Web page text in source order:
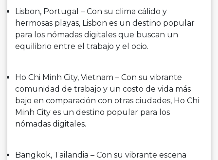
Lisbon, Portugal – Con su clima cálido y
hermosas playas, Lisbon es un destino popular
para los nómadas digitales que buscan un
equilibrio entre el trabajo y el ocio.
Ho Chi Minh City, Vietnam – Con su vibrante
comunidad de trabajo y un costo de vida más
bajo en comparación con otras ciudades, Ho Chi
Minh City es un destino popular para los
nómadas digitales.
Bangkok, Tailandia – Con su vibrante escena